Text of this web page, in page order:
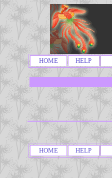
HOME HELP
HOME HELP